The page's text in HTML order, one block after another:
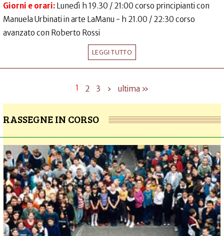
Giorni e orari: Lunedì h 19.30 / 21:00 corso principianti con
Manuela Urbinati in arte LaManu - h 21.00 / 22:30 corso
avanzato con Roberto Rossi
LEGGI TUTTO
1 2 3 › ultima »
RASSEGNE IN CORSO